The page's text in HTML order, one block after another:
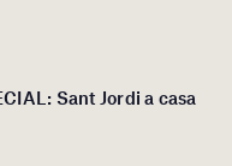
Sant Jordi a casa